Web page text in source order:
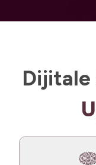
Dijitale